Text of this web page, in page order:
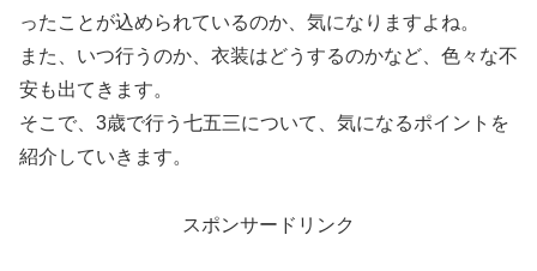
ったことが込められているのか、気になりますよね。
また、いつ行うのか、衣装はどうするのかなど、色々な不
安も出てきます。
そこで、3歳で行う七五三について、気になるポイントを
紹介していきます。
スポンサードリンク